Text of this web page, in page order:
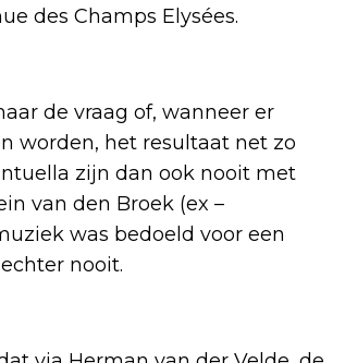
des Champs Elysées.
de vraag of, wanneer er
worden, het resultaat net zo
zijn dan ook nooit met
van den Broek (ex –
was bedoeld voor een
nooit.